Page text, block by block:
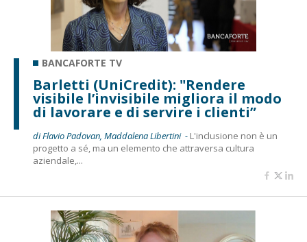
BANCAFORTE TV
Barletti (UniCredit): "Rendere
visibile l’invisibile migliora il modo
di lavorare e di servire i clienti”
di Flavio Padovan, Maddalena Libertini - L'inclusione non è un
progetto a sé, ma un elemento che attraversa cultura
aziendale,...